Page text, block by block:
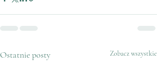
Ostatnie posty Zobacz wszystkie